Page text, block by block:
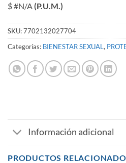
$ #N/A (P.U.M.)
SKU:7702132027704
Categorías: BIENESTAR SEXUAL,
Información adicional
PRODUCTOS